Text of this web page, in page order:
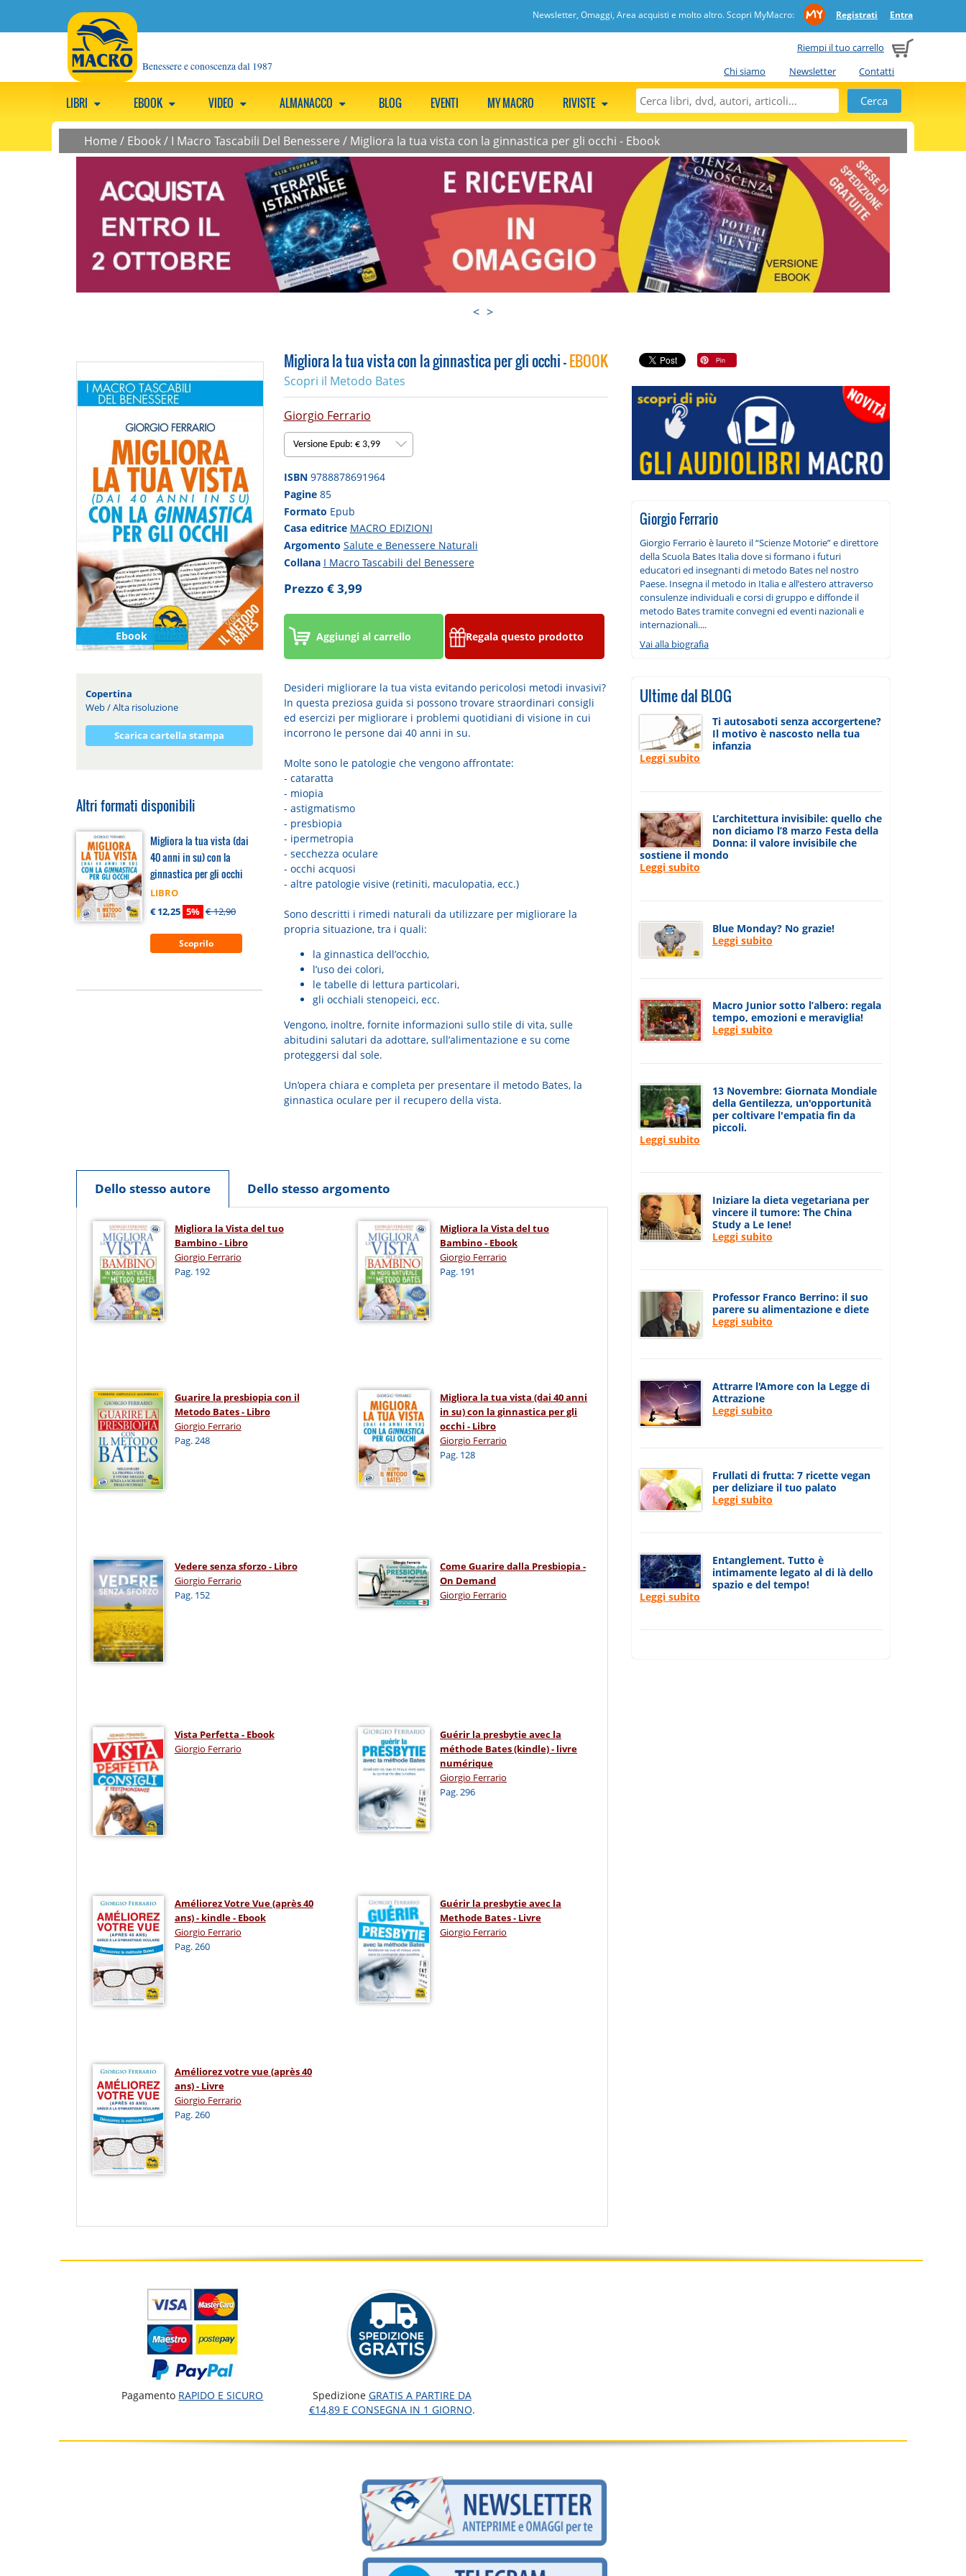
Newsletter, Omaggi, Area acquisti e molto altro. Scopri MyMacro: Registrati Entra
Riempi il tuo carrello
Chi siamo
Newsletter Contatti
Benessere e conoscenza dal 1987
LIBRI EBOOK VIDEO ALMANACCO BLOG EVENTI MY MACRO RIVISTE
Home / Ebook/ I Macro Tascabili Del Benessere / Migliora la tua vista con la ginnastica per gli occhi - Ebook
< >
Ebook
Copertina
Web/Alta risoluzione
Scarica cartella stampa
Altri formati disponibili
Migliora la tua vista (dai
40 anni in su) con la
ginnastica per gli occhi
LIBRO
€ 12,25 5% € 12,90
Scoprilo
Migliora la tua vista con la ginnastica per gli occhi -EBOOK
Scopri il Metodo Bates
Giorgio Ferrario
Versione Epub: € 3,99
ISBN 9788878691964
Pagine 85
Formato Epub
Casa editrice MACRO EDIZIONI
Argomento Salute e Benessere Naturali
Collana I Macro Tascabili del Benessere
Prezzo € 3,99
Aggiungi al carrello Regala questo prodotto
Desideri migliorare la tua vista evitando pericolosi metodi invasivi?
In questa preziosa guida si possono trovare straordinari consigli
ed esercizi per migliorare i problemi quotidiani di visione in cui
incorrono le persone dai 40 anni in su.
Molte sono le patologie che vengono affrontate:
- cataratta
- miopia
- astigmatismo
- presbiopia
- ipermetropia
- secchezza oculare
- occhi acquosi
- altre patologie visive (retiniti, maculopatia, ecc.)
Sono descritti i rimedi naturali da utilizzare per migliorare la
propria situazione, tra i quali:
la ginnastica dell’occhio,
l’uso dei colori,
le tabelle di lettura particolari,
gli occhiali stenopeici, ecc.
Vengono, inoltre, fornite informazioni sullo stile di vita, sulle
abitudini salutari da adottare, sull’alimentazione e su come
proteggersi dal sole.
Un’opera chiara e completa per presentare il metodo Bates, la
ginnastica oculare per il recupero della vista.
Dello stesso autore Dello stesso argomento
Migliora la Vista del tuo
Bambino - Libro
Giorgio Ferrario
Pag. 192
Migliora la Vista del tuo
Bambino - Ebook
Giorgio Ferrario
Pag. 191
Guarire la presbiopia con il
Metodo Bates - Libro
Giorgio Ferrario
Pag. 248
Migliora la tua vista (dai 40 anni
in su) con la ginnastica per gli
occhi - Libro
Giorgio Ferrario
Pag. 128
Vedere senza sforzo - Libro
Giorgio Ferrario
Pag. 152
Come Guarire dalla Presbiopia -
On Demand
Giorgio Ferrario
Vista Perfetta - Ebook
Giorgio Ferrario
Guérir la presbytie avec la
méthode Bates (kindle) - livre
numérique
Giorgio Ferrario
Pag. 296
Améliorez Votre Vue (après 40
ans) - kindle - Ebook
Giorgio Ferrario
Pag. 260
Guérir la presbytie avec la
Methode Bates - Livre
Giorgio Ferrario
Améliorez votre vue (après 40
ans) - Livre
Giorgio Ferrario
Pag. 260
Giorgio Ferrario
Giorgio Ferrario è laureto il “Scienze Motorie” e direttore
della Scuola Bates Italia dove si formano i futuri
educatori ed insegnanti di metodo Bates nel nostro
Paese. Insegna il metodo in Italia e all’estero attraverso
consulenze individuali e corsi di gruppo e diffonde il
metodo Bates tramite convegni ed eventi nazionali e
internazionali....
Vai alla biografia
Ultime dal BLOG
Ti autosaboti senza accorgertene?
Il motivo è nascosto nella tua
infanzia
Leggi subito
L’architettura invisibile: quello che
non diciamo l’8 marzo Festa della
Donna: il valore invisibile che
sostiene il mondo
Leggi subito
Blue Monday? No grazie!
Leggi subito
Macro Junior sotto l’albero: regala
tempo, emozioni e meraviglia!
Leggi subito
13 Novembre: Giornata Mondiale
della Gentilezza, un'opportunità
per coltivare l'empatia fin da
piccoli.
Leggi subito
Iniziare la dieta vegetariana per
vincere il tumore: The China
Study a Le Iene!
Leggi subito
Professor Franco Berrino: il suo
parere su alimentazione e diete
Leggi subito
Attrarre l'Amore con la Legge di
Attrazione
Leggi subito
Frullati di frutta: 7 ricette vegan
per deliziare il tuo palato
Leggi subito
Entanglement. Tutto è
intimamente legato al di là dello
spazio e del tempo!
Leggi subito
Pagamento RAPIDO E SICURO Spedizione GRATIS A PARTIRE DA
€14,89 E CONSEGNA IN 1 GIORNO.